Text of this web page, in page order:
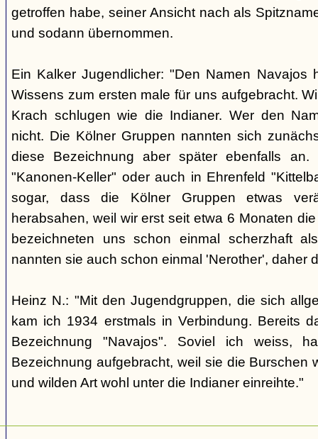
getroffen habe, seiner Ansicht nach als
und sodann übernommen.
Ein Kalker Jugendlicher: "Den Namen Navajos
Wissens zum ersten male für uns aufgebracht.
Krach schlugen wie die Indianer. Wer den
nicht. Die Kölner Gruppen nannten sich
diese Bezeichnung aber später ebenfalls
"Kanonen-Keller" oder auch in Ehrenfeld
sogar, dass die Kölner Gruppen etwas
herabsahen, weil wir erst seit etwa 6 Monaten
bezeichneten uns schon einmal scherzhaft
nannten sie auch schon einmal 'Nerother', daher
Heinz N.: "Mit den Jugendgruppen, die sich
kam ich 1934 erstmals in Verbindung. Bereits
Bezeichnung "Navajos". Soviel ich weiss,
Bezeichnung aufgebracht, weil sie die Burschen
und wilden Art wohl unter die Indianer einreihte."